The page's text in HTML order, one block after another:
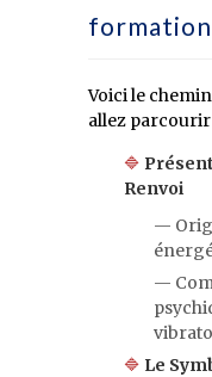
formation
Voici le
allez parcourir
🔷
Renvoi
—
—
🔷 Le